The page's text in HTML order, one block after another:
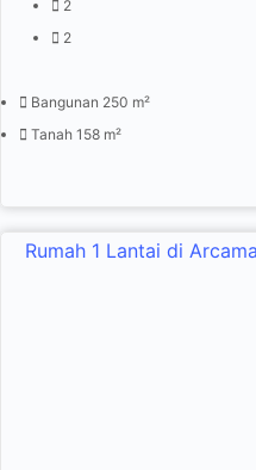
2
2
Bangunan 250 m²
Tanah 158 m²
Rumah 1 Lantai di